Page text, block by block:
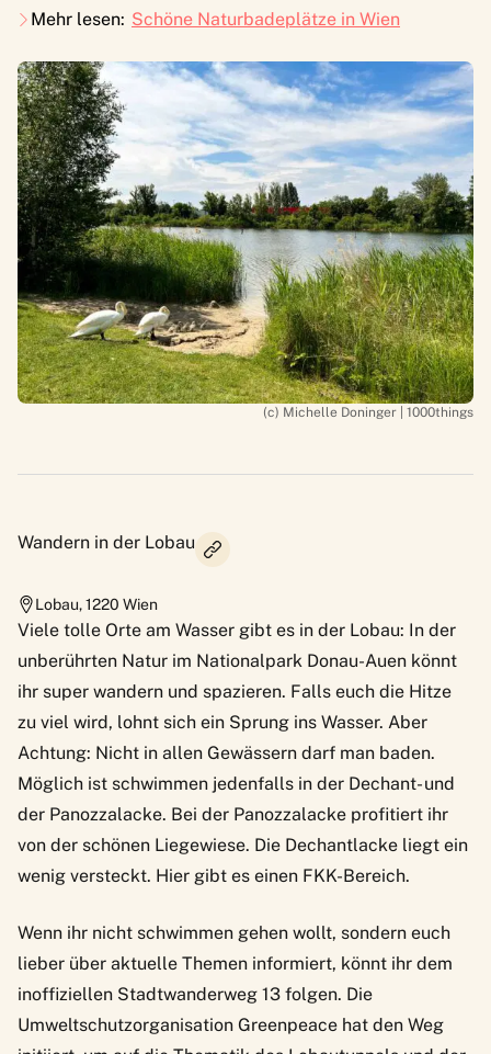
Mehr lesen: Schöne Naturbadeplätze in Wien
(c) Michelle Doninger | 1000things
Wandern in der Lobau
Lobau,1220 Wien
Viele tolle Orte am Wasser gibt es in der Lobau: In der
unberührten Natur im Nationalpark Donau-Auen könnt
ihr super wandern und spazieren. Falls euch die Hitze
zu viel wird, lohnt sich ein Sprung ins Wasser. Aber
Achtung: Nicht in allen Gewässern darf man baden.
Möglich ist schwimmen jedenfalls in der Dechant- und
der Panozzalacke. Bei der Panozzalacke profitiert ihr
von der schönen Liegewiese. Die Dechantlacke liegt ein
wenig versteckt. Hier gibt es einen FKK-Bereich.
Wenn ihr nicht schwimmen gehen wollt, sondern euch
lieber über aktuelle Themen informiert, könnt ihr dem
inoffiziellen Stadtwanderweg 13 folgen. Die
Umweltschutzorganisation Greenpeace hat den Weg